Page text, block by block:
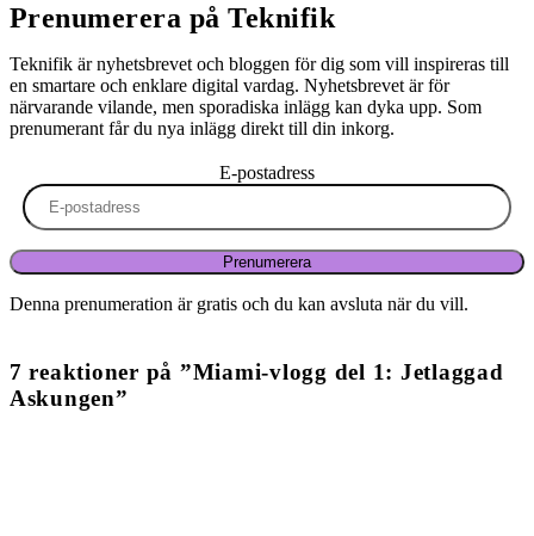
Prenumerera på Teknifik
Teknifik är nyhetsbrevet och bloggen för dig som vill inspireras till
en smartare och enklare digital vardag. Nyhetsbrevet är för
närvarande vilande, men sporadiska inlägg kan dyka upp. Som
prenumerant får du nya inlägg direkt till din inkorg.
E-postadress
Prenumerera
Denna prenumeration är gratis och du kan avsluta när du vill.
7 reaktioner på ”Miami-vlogg del 1: Jetlaggad
Askungen”